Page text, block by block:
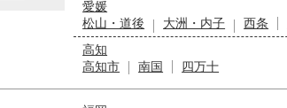
愛媛
松山・道後
大洲・内子 西条
高知
高知市
南国 四万十